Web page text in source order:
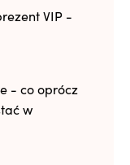
VIP -
- co oprócz
w